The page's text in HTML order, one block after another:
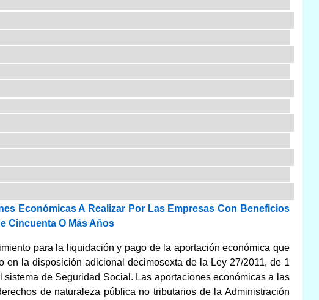
Económicas A Realizar Por Las Empresas Con Beneficios
Cincuenta O Más Años
para la liquidación y pago de la aportación económica que
la disposición adicional decimosexta de la Ley 27/2011, de 1
de Seguridad Social. Las aportaciones económicas a las
de naturaleza pública no tributarios de la Administración